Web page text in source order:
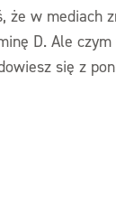
że w mediach
D. Ale
się z